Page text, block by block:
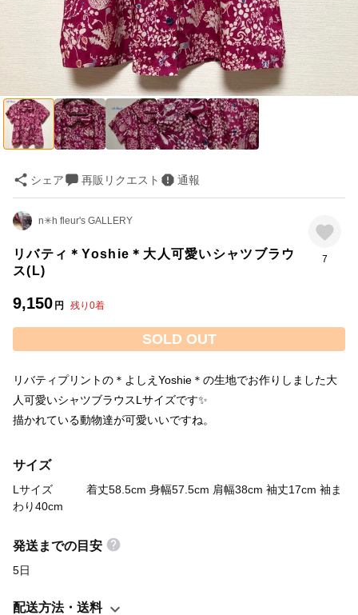
シェア 再販リクエスト 通報
n✳︎h fleur's GALLERY
リバティ＊Yoshie＊大人可愛いシャツブラウ
ス(L)
9,150 円 残り 0着
7
SOLD OUT
リバティプリントの＊よしえYoshie＊の生地でお作りしました大
人可愛いシャツブラウスLサイズです✨
描かれている動物達が可愛いいですね。
サイズ
Lサイズ 着丈58.5cm 身幅57.5cm 肩幅38cm 袖丈17cm 袖ま
わり40cm
発送までの目安
5日
配送方法・送料